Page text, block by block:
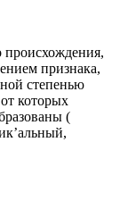
происхождения,
признака,
степенью
которых
(